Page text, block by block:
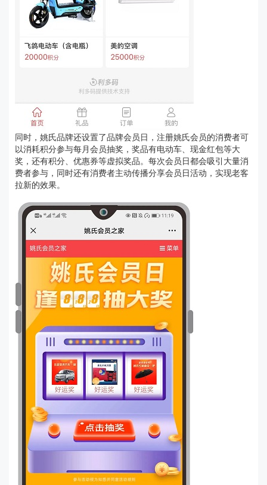
同时，姚氏品牌还设置了品牌会员日，注册姚氏会员的消费者可
以消耗积分参与每月会员抽奖，奖品有电动车、现金红包等大
奖，还有积分、优惠券等虚拟奖品。每次会员日都会吸引大量消
费者参与，同时还有消费者主动传播分享会员日活动，实现老客
拉新的效果。